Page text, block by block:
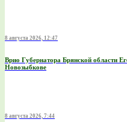
8 августа 2026, 12:47
Врио Губернатора Брянской области
Новозыбкове
8 августа 2026, 7:44